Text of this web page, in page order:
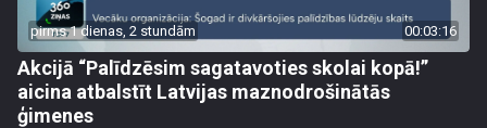
pirms 1 dienas, 2 stundām 00:03:16
Akcijā “Palīdzēsim sagatavoties skolai kopā!”
aicina atbalstīt Latvijas maznodrošinātās
ģimenes